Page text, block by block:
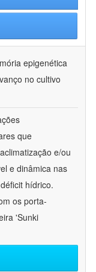
epigenética
no cultivo
que
e/ou
e dinâmica nas
hídrico.
os porta-
'Sunki